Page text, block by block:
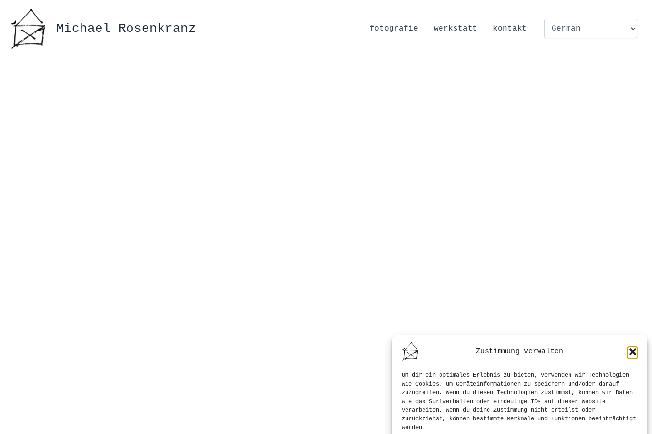
Zustimmung verwalten
Um dir ein optimales Erlebnis zu bieten, verwenden wir Technologien
wie Cookies, um Geräteinformationen zu speichern und/oder darauf
zuzugreifen. Wenn du diesen Technologien zustimmst, können wir Daten
wie das Surfverhalten oder eindeutige IDs auf dieser Website
verarbeiten. Wenn du deine Zustimmung nicht erteilst oder
zurückziehst, können bestimmte Merkmale und Funktionen beeinträchtigt
werden.
Inhalt
springen
Michael Rosenkranz fotografie werkstatt kontakt